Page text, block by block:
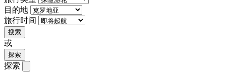
目的地
旅行时间
搜索
或
探索
探索